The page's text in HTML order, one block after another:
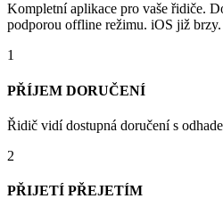
Kompletní aplikace pro vaše řidiče.
podporou offline režimu. iOS již brzy.
1
PŘÍJEM DORUČENÍ
Řidič vidí dostupná doručení s
2
PŘIJETÍ PŘEJETÍM